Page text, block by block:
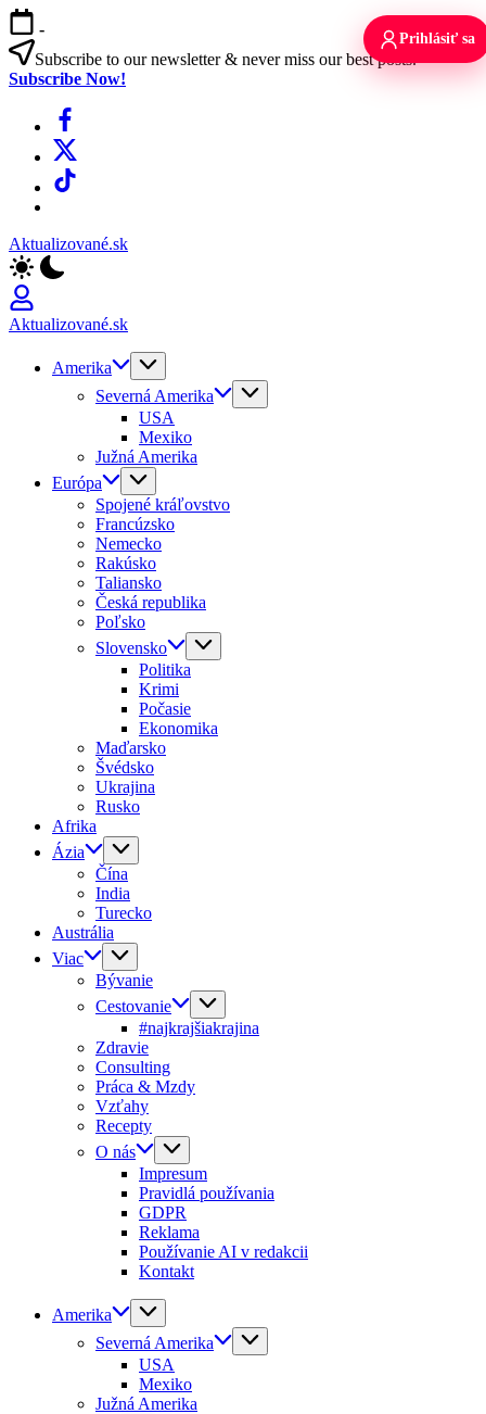
Skip
to
content
-
Subscribe to our newsletter & never miss our best posts.
Subscribe Now!
Facebook
X
TikTok
Aktualizované.sk
Aktualizované.sk
Amerika
Severná Amerika
USA
Mexiko
Južná Amerika
Európa
Spojené kráľovstvo
Francúzsko
Nemecko
Rakúsko
Taliansko
Česká republika
Poľsko
Slovensko
Politika
Krimi
Počasie
Ekonomika
Maďarsko
Švédsko
Ukrajina
Rusko
Afrika
Ázia
Čína
India
Turecko
Austrália
Viac
Bývanie
Cestovanie
#najkrajšiakrajina
Zdravie
Consulting
Práca & Mzdy
Vzťahy
Recepty
O nás
Impresum
Pravidlá používania
GDPR
Reklama
Používanie AI v redakcii
Kontakt
Amerika
Severná Amerika
USA
Mexiko
Južná Amerika
Prihlásiť sa